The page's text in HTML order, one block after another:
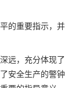
的重要指示，
远，充分体现
安全生产的警